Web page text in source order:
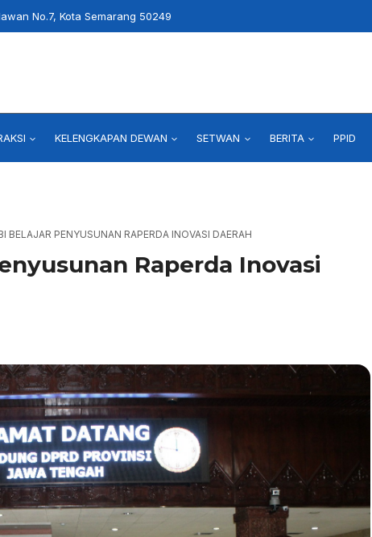
No.7, Kota Semarang 50249
KELENGKAPAN DEWAN SETWAN BERITA PPID
BELAJAR PENYUSUNAN RAPERDA INOVASI DAERAH
Raperda Inovasi